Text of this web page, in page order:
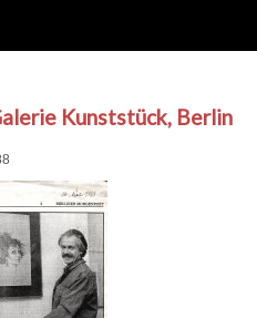
Kunststück, Berlin